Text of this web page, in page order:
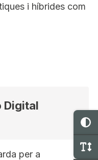
i híbrides com
Digital
per a